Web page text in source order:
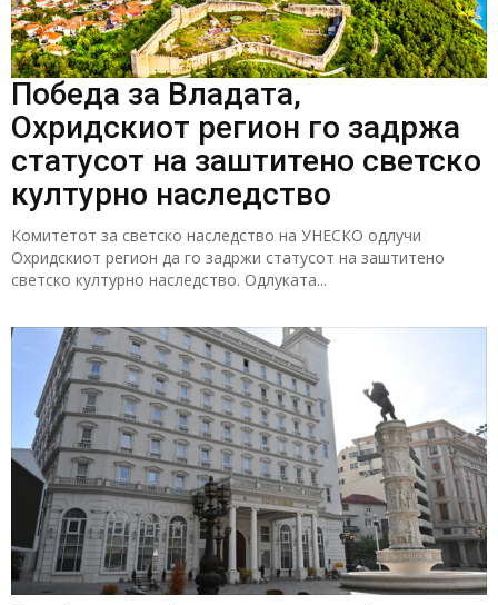
Победа за Владата,
Охридскиот регион го задржа
статусот на заштитено светско
културно наследство
Комитетот за светско наследство на УНЕСКО одлучи
Охридскиот регион да го задржи статусот на заштитено
светско културно наследство. Одлуката...